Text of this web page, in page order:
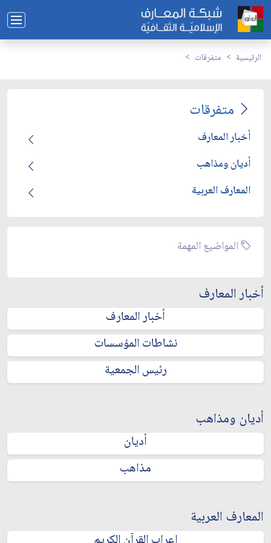
الرئيسية متفرقات
متفرقات
أخبار المعارف
أديان ومذاهب
المعارف العربية
المواضيع المهمة
أخبار المعارف
أخبار المعارف
نشاطات المؤسسات
رئيس الجمعية
أديان ومذاهب
أديان
مذاهب
المعارف العربية